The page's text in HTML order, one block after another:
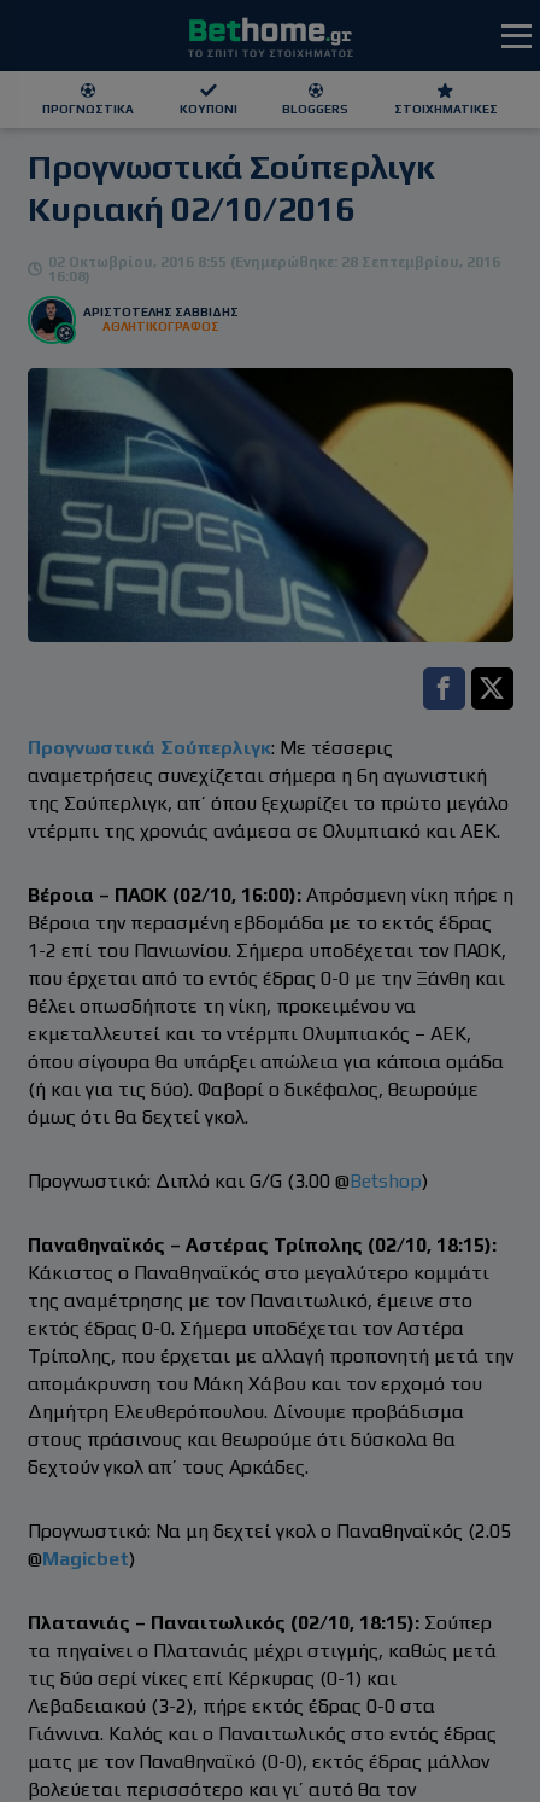
ΠΡΟΓΝΩΣΤΙΚΆ ΚΟΥΠΌΝΙ BLOGGERS ΣΤΟΙΧΗΜΑΤΙΚΕΣ
Προγνωστικά Σούπερλιγκ
Κυριακή 02/10/2016
02 Οκτωβρίου, 2016 8:55 (Ενημερώθηκε: 28 Σεπτεμβρίου, 2016
16:08)
ΑΡΙΣΤΟΤΕΛΗΣ ΣΑΒΒΙΔΗΣ
ΑΘΛΗΤΙΚΟΓΡΑΦΟΣ
Facebook
Προγνωστικά Σούπερλιγκ: Με τέσσερις
αναμετρήσεις συνεχίζεται σήμερα η 6η αγωνιστική
της Σούπερλιγκ, απ’ όπου ξεχωρίζει το πρώτο μεγάλο
ντέρμπι της χρονιάς ανάμεσα σε Ολυμπιακό και ΑΕΚ.
Βέροια – ΠΑΟΚ (02/10, 16:00):Απρόσμενη νίκη πήρε η
Βέροια την περασμένη εβδομάδα με το εκτός έδρας
1-2 επί του Πανιωνίου. Σήμερα υποδέχεται τον ΠΑΟΚ,
που έρχεται από το εντός έδρας 0-0 με την Ξάνθη και
θέλει οπωσδήποτε τη νίκη, προκειμένου να
εκμεταλλευτεί και το ντέρμπι Ολυμπιακός – ΑΕΚ,
όπου σίγουρα θα υπάρξει απώλεια για κάποια ομάδα
(ή και για τις δύο). Φαβορί ο δικέφαλος, θεωρούμε
όμως ότι θα δεχτεί γκολ.
Προγνωστικό: Διπλό και G/G (3.00 @Betshop)
Παναθηναϊκός – Αστέρας Τρίπολης (02/10, 18:15):
Κάκιστος ο Παναθηναϊκός στο μεγαλύτερο κομμάτι
της αναμέτρησης με τον Παναιτωλικό, έμεινε στο
εκτός έδρας 0-0. Σήμερα υποδέχεται τον Αστέρα
Τρίπολης, που έρχεται με αλλαγή προπονητή μετά την
απομάκρυνση του Μάκη Χάβου και τον ερχομό του
Δημήτρη Ελευθερόπουλου. Δίνουμε προβάδισμα
στους πράσινους και θεωρούμε ότι δύσκολα θα
δεχτούν γκολ απ’ τους Αρκάδες.
Προγνωστικό: Να μη δεχτεί γκολ ο Παναθηναϊκός (2.05
@Magicbet)
Πλατανιάς – Παναιτωλικός (02/10, 18:15):Σούπερ
τα πηγαίνει ο Πλατανιάς μέχρι στιγμής, καθώς μετά
τις δύο σερί νίκες επί Κέρκυρας (0-1) και
Λεβαδειακού (3-2), πήρε εκτός έδρας 0-0 στα
Γιάννινα. Καλός και ο Παναιτωλικός στο εντός έδρας
ματς με τον Παναθηναϊκό (0-0), εκτός έδρας μάλλον
βολεύεται περισσότερο και γι’ αυτό θα τον